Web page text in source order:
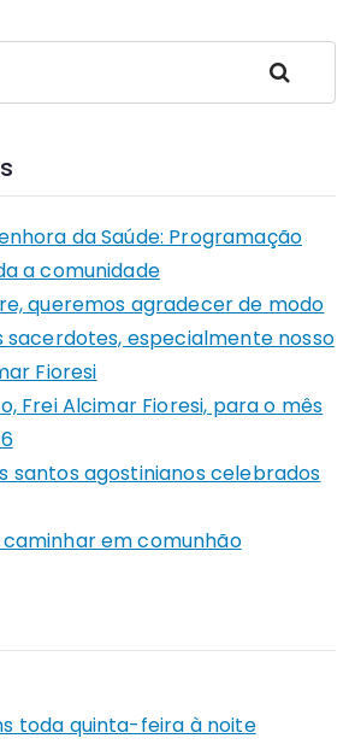
Pesquisar
da Saúde: Programação
a comunidade
queremos agradecer de modo
sacerdotes, especialmente nosso
Fioresi
Frei Alcimar Fioresi, para o mês
santos agostinianos celebrados
em comunhão
toda quinta-feira à noite